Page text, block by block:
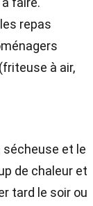
repas
à air,
sécheuse et le
de chaleur et
tard le soir ou